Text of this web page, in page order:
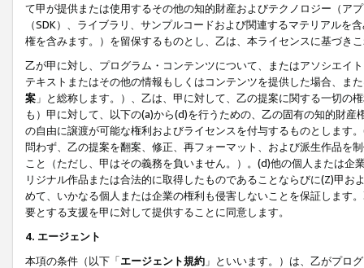
て甲が提供または使用するその他の知的財産およびテクノロジー（ア
（SDK）、ライブラリ、サンプルコードおよび関連するマテリアル
権を含みます。）を留保するものとし、乙は、本ライセンスに基づき
乙が甲に対し、プログラム・コンテンツについて、またはアソシエイ
テキストまたはその他の情報もしくはコンテンツを提供した場合、ま
案 」と総称します。）、乙は、甲に対して、乙の提案に関する一切
も）甲に対して、以下の(a)から(d)を行うための、乙の固有の知的財
の自由に譲渡が可能な権利およびライセンスを付与するものとします
問わず、乙の提案を翻案、修正、再フォーマット、および派生作品を
こと（ただし、甲はその義務を負いません。）。(d)他の個人または
リジナル作品または合法的に取得したものであることならびに(Z)甲
めて、いかなる個人または企業の権利も侵害しないことを保証します
要とする支援を甲に対して提供することに同意します。
4. エージェント
本項の条件（以下「エージェント規約 」といいます。）は、乙がプロ